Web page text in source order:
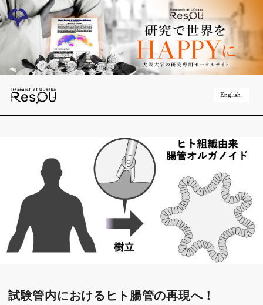
English
試験管内におけるヒト腸管の再現へ！